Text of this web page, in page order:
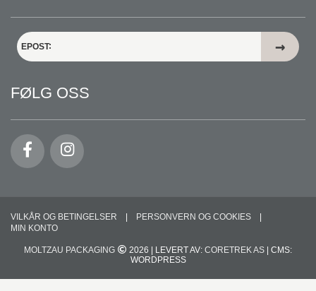
EPOST
FØLG OSS
VILKÅR OG BETINGELSER
PERSONVERN OG COOKIES
MIN KONTO
MOLTZAU PACKAGING 2026 | LEVERT AV: CORETREK AS | CMS:
WORDPRESS